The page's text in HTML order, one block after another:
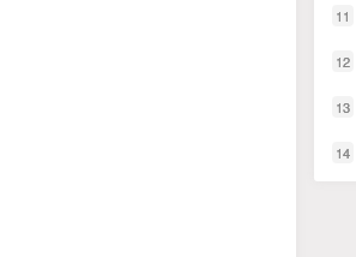
11
12
13
14